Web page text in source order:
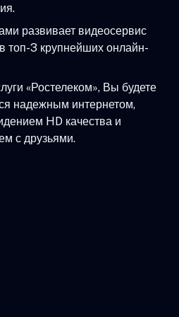
развивает видеосервис
топ-3 крупнейших онлайн-
«Ростелеком», Вы будете
надежным интернетом,
HD качества и
с друзьями.